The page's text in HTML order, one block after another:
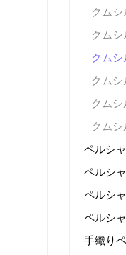
クム
クム
クム
クム
クム
クム
ペルシ
ペルシ
ペルシ
ペルシ
手織り